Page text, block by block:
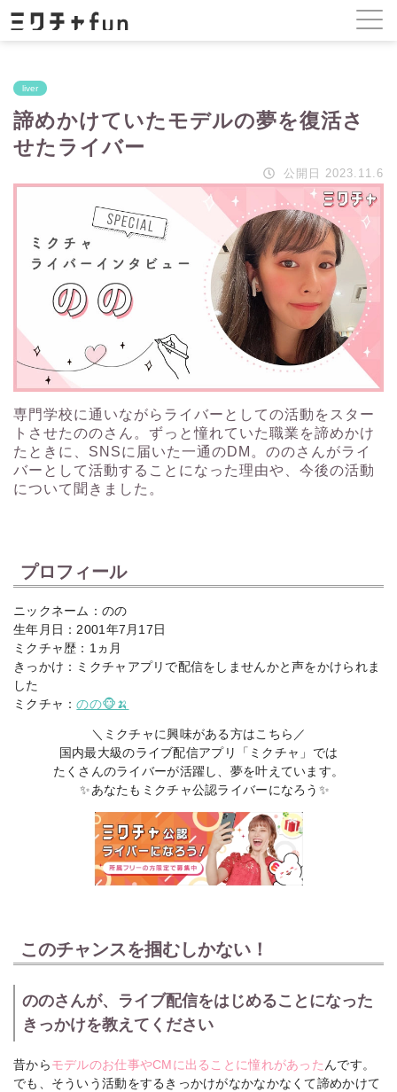
liver
諦めかけていたモデルの夢を復活さ
せたライバー
公開日 2023.11.6
専門学校に通いながらライバーとしての活動をスター
トさせたののさん。ずっと憧れていた職業を諦めかけ
たときに、SNSに届いた一通のDM。ののさんがライ
バーとして活動することになった理由や、今後の活動
について聞きました。
プロフィール
ニックネーム：のの
生年月日：2001年7月17日
ミクチャ歴： 1ヵ月
きっかけ：ミクチャアプリで配信をしませんかと声をかけられま
した
ミクチャ：のの🐵🍌
＼ミクチャに興味がある方はこちら／
国内最大級のライブ配信アプリ「ミクチャ」では
たくさんのライバーが活躍し、夢を叶えています。
✨あなたもミクチャ公認ライバーになろう✨
このチャンスを掴むしかない！
ののさんが、ライブ配信をはじめることになった
きっかけを教えてください
昔から モデルのお仕事やCMに出ることに憧れがあった んです。
でも、そういう活動をするきっかけがなかなかなくて諦めかけて